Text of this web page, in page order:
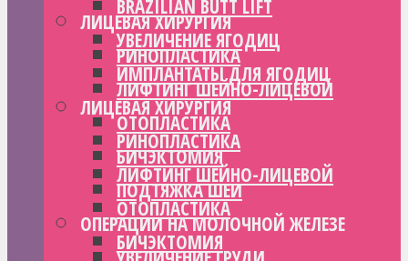
ЛИЦЕВАЯ ХИРУРГИЯ
РИНОПЛАСТИКА
ЛИФТИНГ ШЕЙНО-ЛИЦЕВОЙ
ОТОПЛАСТИКА
БИЧЭКТОМИЯ
ПОДТЯЖКА ШЕИ
ОПЕРАЦИИ НА МОЛОЧНОЙ ЖЕЛЕЗЕ
BRAZILIAN BUTT LIFT
УВЕЛИЧЕНИЕ ЯГОДИЦ
ИМПЛАНТАТЫ ДЛЯ ЯГОДИЦ
ЛИЦЕВАЯ ХИРУРГИЯ
РИНОПЛАСТИКА
ЛИФТИНГ ШЕЙНО-ЛИЦЕВОЙ
ОТОПЛАСТИКА
БИЧЭКТОМИЯ